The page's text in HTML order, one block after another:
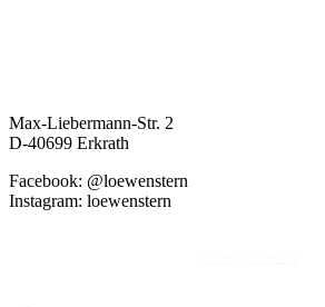
Max-Liebermann-Str. 2
D-40699 Erkrath
Facebook: @loewenstern
Instagram: loewenstern